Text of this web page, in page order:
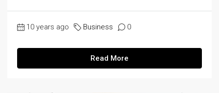
10 years ago Business 0
Read More